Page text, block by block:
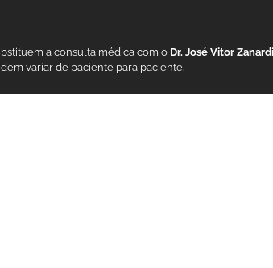
a consulta médica com o Dr. José Vitor
variar de paciente para paciente.